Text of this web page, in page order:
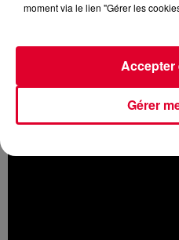
Le duo français a sorti
ils dévoilent leur nouveau son
peu le côté disco de côté,
que l’on adore. On ne peut
poursuivent
niveau.
moment via le lien "Gérer les
Gérer
Accepter